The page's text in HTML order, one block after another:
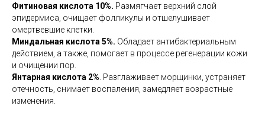
Фитиновая кислота 10%. Размягчает верхний слой
эпидермиса, очищает фолликулы и отшелушивает
омертвевшие клетки.
Миндальная кислота 5%. Обладает антибактериальным
действием, а также, помогает в процессе регенерации кожи
и очищении пор.
Янтарная кислота 2% . Разглаживает морщинки, устраняет
отечность, снимает воспаления, замедляет возрастные
изменения.